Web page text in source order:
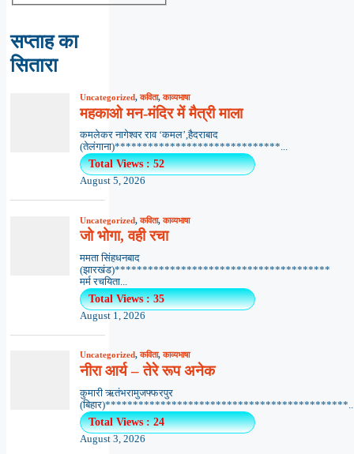
सप्ताह का
सितारा
Uncategorized,कविता,काव्यभाषा
महकाओ मन-मंदिर में मैत्री माला
कमलेकर नागेश्वर राव ‘कमल’,हैदराबाद
(तेलंगाना)******************************...
Total Views : 52
August 5, 2026
Uncategorized,कविता,काव्यभाषा
जो भोगा, वही रचा
ममता सिंहधनबाद
(झारखंड)***************************************
मर्म रचयिता...
Total Views : 35
August 1, 2026
Uncategorized,कविता,काव्यभाषा
नीरा आर्य – तेरे रूप अनेक
कुमारी ऋतंभरामुजफ्फरपुर
Total Views : 24
August 3, 2026